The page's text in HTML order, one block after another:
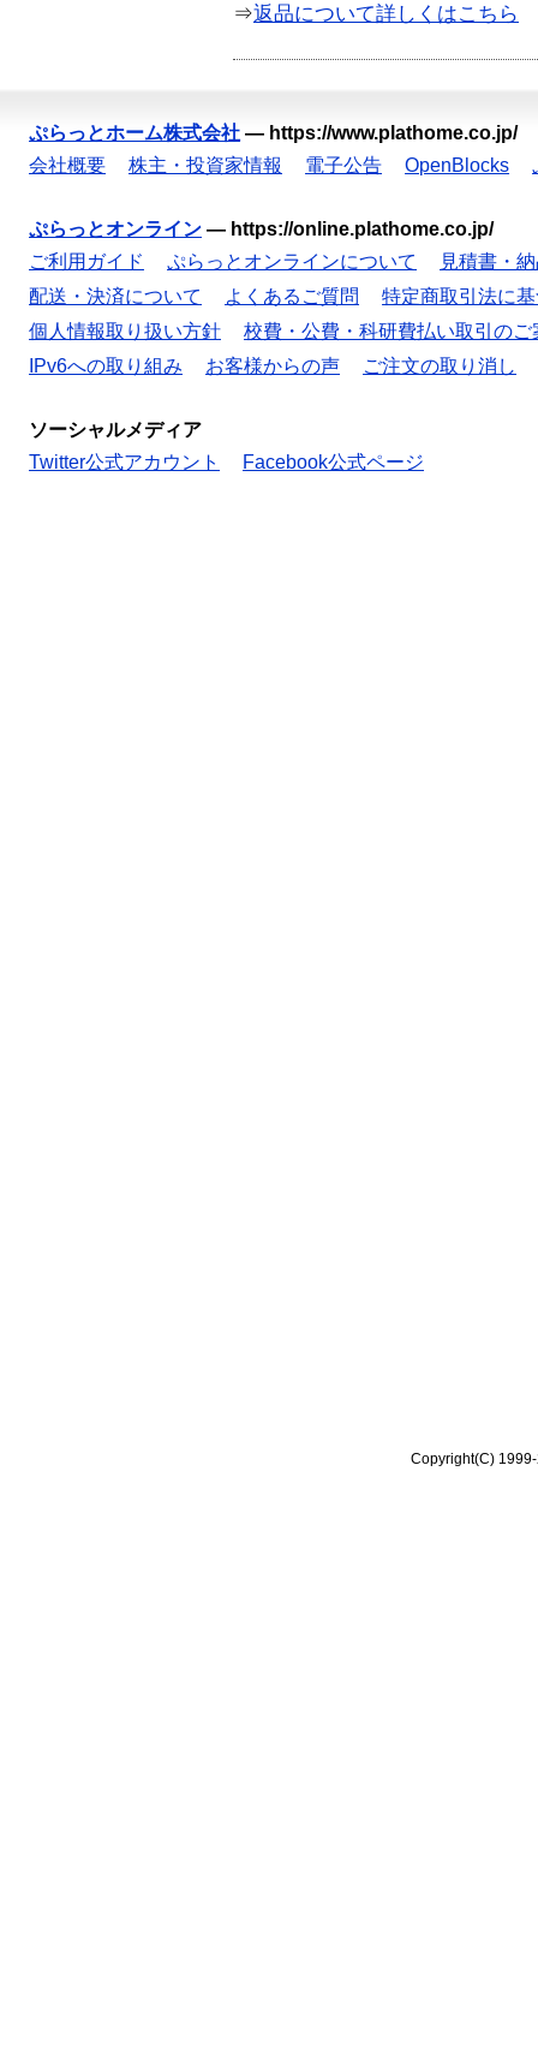
⇒返品について詳しくはこちら
ぷらっとホーム株式会社 — https://www.plathome.co.jp/
会社概要
株主・投資家情報 電子公告 OpenBlocks
ぷらっとオンライン — https://online.plathome.co.jp/
ご利用ガイド
ぷらっとオンラインについて
見積書・
配送・決済について
よくあるご質問
特定商取引法に
個人情報取り扱い方針
校費・公費・科研費払い取引のご
IPv6への取り組み
お客様からの声 ご注文の取り消し
ソーシャルメディア
Twitter公式アカウント
Facebook公式ページ
Copyright(C)